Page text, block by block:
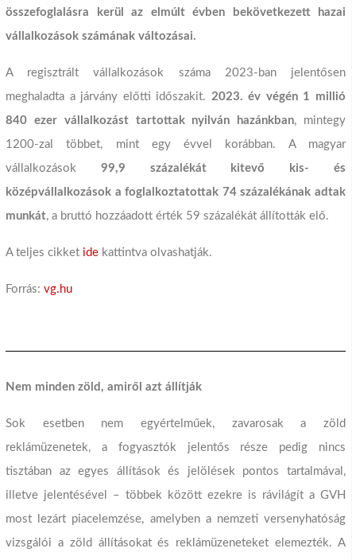
összefoglalásra kerül
az elmúlt évben bekövetkezett hazai
vállalkozások számának változásai.
A regisztrált vállalkozások száma 2023-ban jelentősen
meghaladta a járvány előtti időszakit. 2023. év végén 1 millió
840 ezer vállalkozást tartottak nyilván hazánkban, mintegy
1200-zal többet, mint egy évvel korábban. A magyar
vállalkozások 99,9 százalékát kitevő kis- és
középvállalkozások a foglalkoztatottak 74 százalékának adtak
munkát, a bruttó hozzáadott érték 59 százalékát állították elő.
A teljes cikket ide kattintva olvashatják.
Forrás: vg.hu
Nem minden zöld, amiről azt állítják
Sok esetben nem egyértelműek, zavarosak a zöld
reklámüzenetek, a fogyasztók jelentős része pedig nincs
tisztában az egyes állítások és jelölések pontos tartalmával,
illetve jelentésével – többek között ezekre is rávilágít a GVH
most lezárt piacelemzése, amelyben a nemzeti versenyhatóság
vizsgálói a zöld állításokat és reklámüzeneteket elemezték. A